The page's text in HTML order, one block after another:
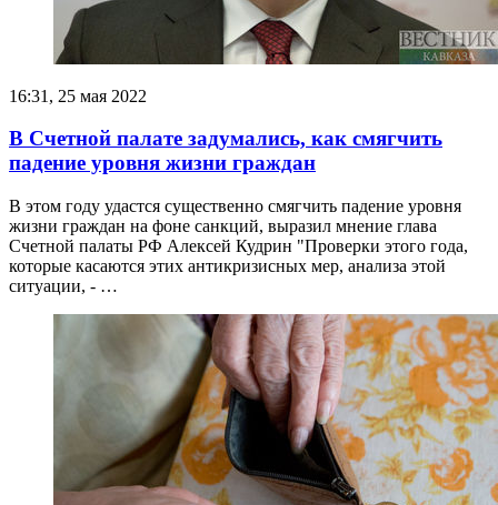
16:31, 25 мая 2022
В Счетной палате задумались, как смягчить
падение уровня жизни граждан
В этом году удастся существенно смягчить падение уровня
жизни граждан на фоне санкций, выразил мнение глава
Счетной палаты РФ Алексей Кудрин "Проверки этого года,
которые касаются этих антикризисных мер, анализа этой
ситуации, - …